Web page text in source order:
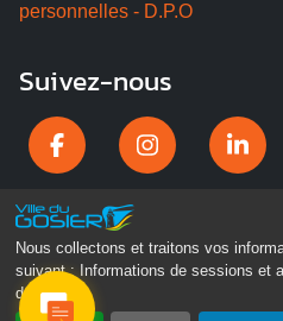
Nous collectons et traitons vos
suivant :
Informations de sessions et
des pages .
personnelles - D.P.O
Suivez-nous